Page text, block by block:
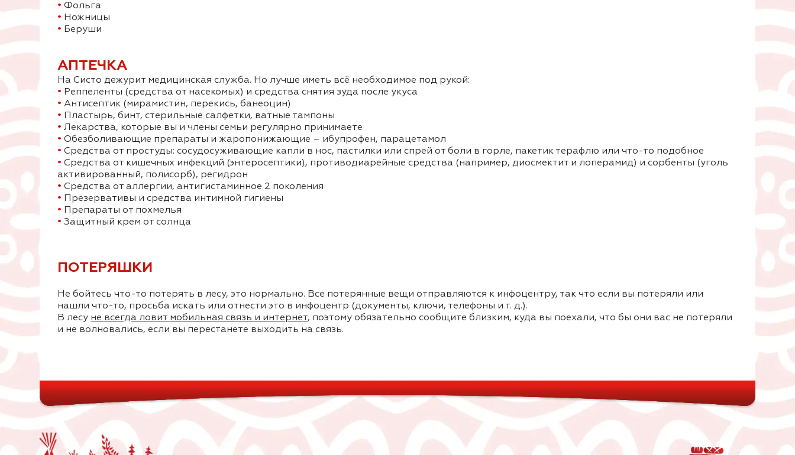
•Фольга
• Ножницы
• Беруши
АПТЕЧКА
На Систо дежурит медицинская служба. Но лучше иметь всё необходимое под рукой:
• Реппеленты (средства от насекомых) и средства снятия зуда после укуса
•Антисептик (мирамистин, перекись, банеоцин)
• Пластырь, бинт, стерильные салфетки, ватные тампоны
•Лекарства, которые вы и члены семьи регулярно принимаете
•Обезболивающие препараты и жаропонижающие – ибупрофен, парацетамол
•Средства от простуды: сосудосуживающие капли в нос, пастилки или спрей от боли в горле, пакетик терафлю или что-то подобное
•Средства от кишечных инфекций (энтеросептики), противодиарейные средства (например, диосмектит и лоперамид) и сорбенты (уголь
активированный, полисорб), регидрон
•Средства от аллергии, антигистаминное 2 поколения
• Презервативы и средства интимной гигиены
• Препараты от похмелья
•Защитный крем от солнца
ПОТЕРЯШКИ
Не бойтесь что-то потерять в лесу, это нормально. Все потерянные вещи отправляются к инфоцентру, так что если вы потеряли или
нашли что-то, просьба искать или отнести это в инфоцентр (документы, ключи, телефоны и т. д.).
В лесу не всегда ловит мобильная связь и интернет, поэтому обязательно сообщите близким, куда вы поехали, что бы они вас не потеряли
и не волновались, если вы перестанете выходить на связь.